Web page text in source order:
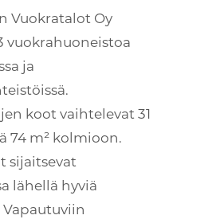
Vuokratalot Oy
vuokrahuoneistoa
ja
koot vaihtelevat 31
74 m² kolmioon.
sijaitsevat
lähellä hyviä